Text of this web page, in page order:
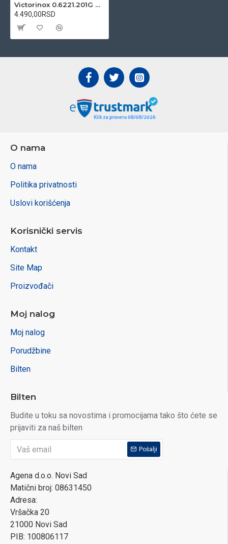
Victorinox 0.6221.201G Classic SD Alox 58mm džepni nož
4.490,00RSD
O nama
O nama
Politika privatnosti
Uslovi korišćenja
Korisnički servis
Kontakt
Site Map
Proizvođači
Moj nalog
Moj nalog
Porudžbine
Bilten
Bilten
Budite u toku sa novostima i promocijama tako što ćete se
prijaviti za naš bilten
Pošalji
Agena d.o.o. Novi Sad
Matični broj: 08631450
Adresa:
Vršačka 20
21000 Novi Sad
PIB: 100806117